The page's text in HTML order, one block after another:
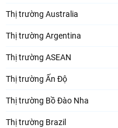
Thị trường Australia
Thị trường Argentina
Thị trường ASEAN
Thị trường Ấn Độ
Thị trường Bồ Đào Nha
Thị trường Brazil